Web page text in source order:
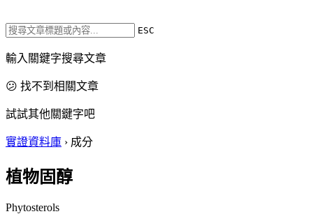
ESC
輸入關鍵字搜尋文章
😕 找不到相關文章
試試其他關鍵字吧
實證資料庫 › 成分
植物固醇
Phytosterols